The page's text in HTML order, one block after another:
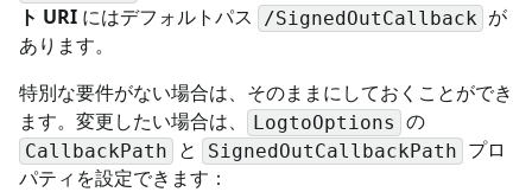
ト URI にはデフォルトパス /SignedOutCallback が
あります。
特別な要件がない場合は、そのままにしておくことができ
ます。変更したい場合は、
LogtoOptions の
CallbackPath と SignedOutCallbackPath プロ
パティを設定できます：